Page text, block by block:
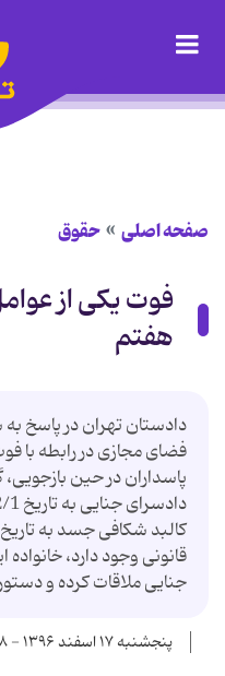
صفحه اصلی حقوق
فوت یکی از
هفتم
دادستان تهران در پاسخ
فضای مجازی در رابطه با
پاسداران در حین
کالبد شکافی جسد به
قانونی وجود دارد،
جنایی ملاقات کرده و
پنجشنبه ۱۷ اسفند ۱۳۹۶ - ۰۹:۴۸